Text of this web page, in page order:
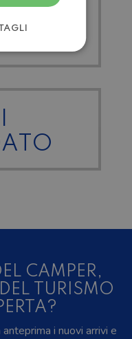
CAMPER,
TURISMO
i nuovi arrivi e